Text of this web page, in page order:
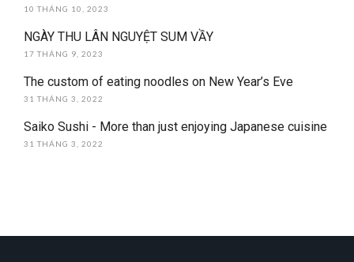
10 THÁNG 10, 2023
NGÀY THU LÂN NGUYỆT SUM VẦY
17 THÁNG 9, 2023
The custom of eating noodles on New Year’s Eve
31 THÁNG 3, 2022
Saiko Sushi - More than just enjoying Japanese cuisine
31 THÁNG 3, 2022